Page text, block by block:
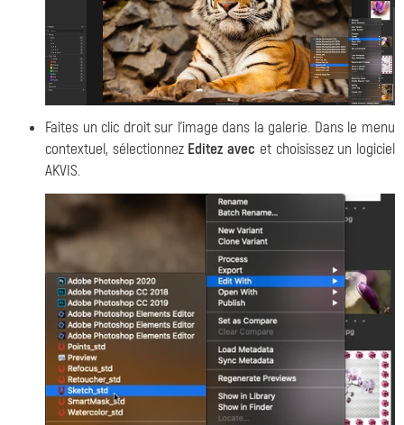
Faites un clic droit sur l'image dans la galerie. Dans le menu
contextuel, sélectionnez Editez avec et choisissez un logiciel
AKVIS.